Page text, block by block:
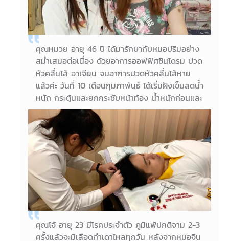
คุณหมวย อายุ 46 ปี ได้มารักษากับหมอปริมอย่าง
สม่ำเสมอต่อเนื่อง ด้วยอาการออฟฟิศซินโดรม ปวด
หัวคลื่นไส้ อาเจียน จนอาการปวดหัวคลื่นไส้หาย
แล้วค่ะ วันที่ 10 เดือนกุมภาพันธ์ ได้เริ่มฝังเข็มลดน้ำ
หนัก กระตุ้นและยกกระชับหน้าท้อง น้ำหนักก่อนและ
หลังฝังเข็มลงไป 1 กิโลทันทีค่ะ รวมแล้วลดไป 2
กิโลแล้วค่ะ โดยไม่โยโย่หรือน้ำหนักขึ้นๆ ลงๆ ค่ะ
04/04/2018
คุณหมวย อายุ 46 ปี
คุณโจ้ อายุ 23 มีโรคประจำตัว ภูมิแพ้ปกติจาม 2-3
ครั้งแล้วจะมีเลือดกำเดาไหลทุกวัน หลังจากหมอจิน